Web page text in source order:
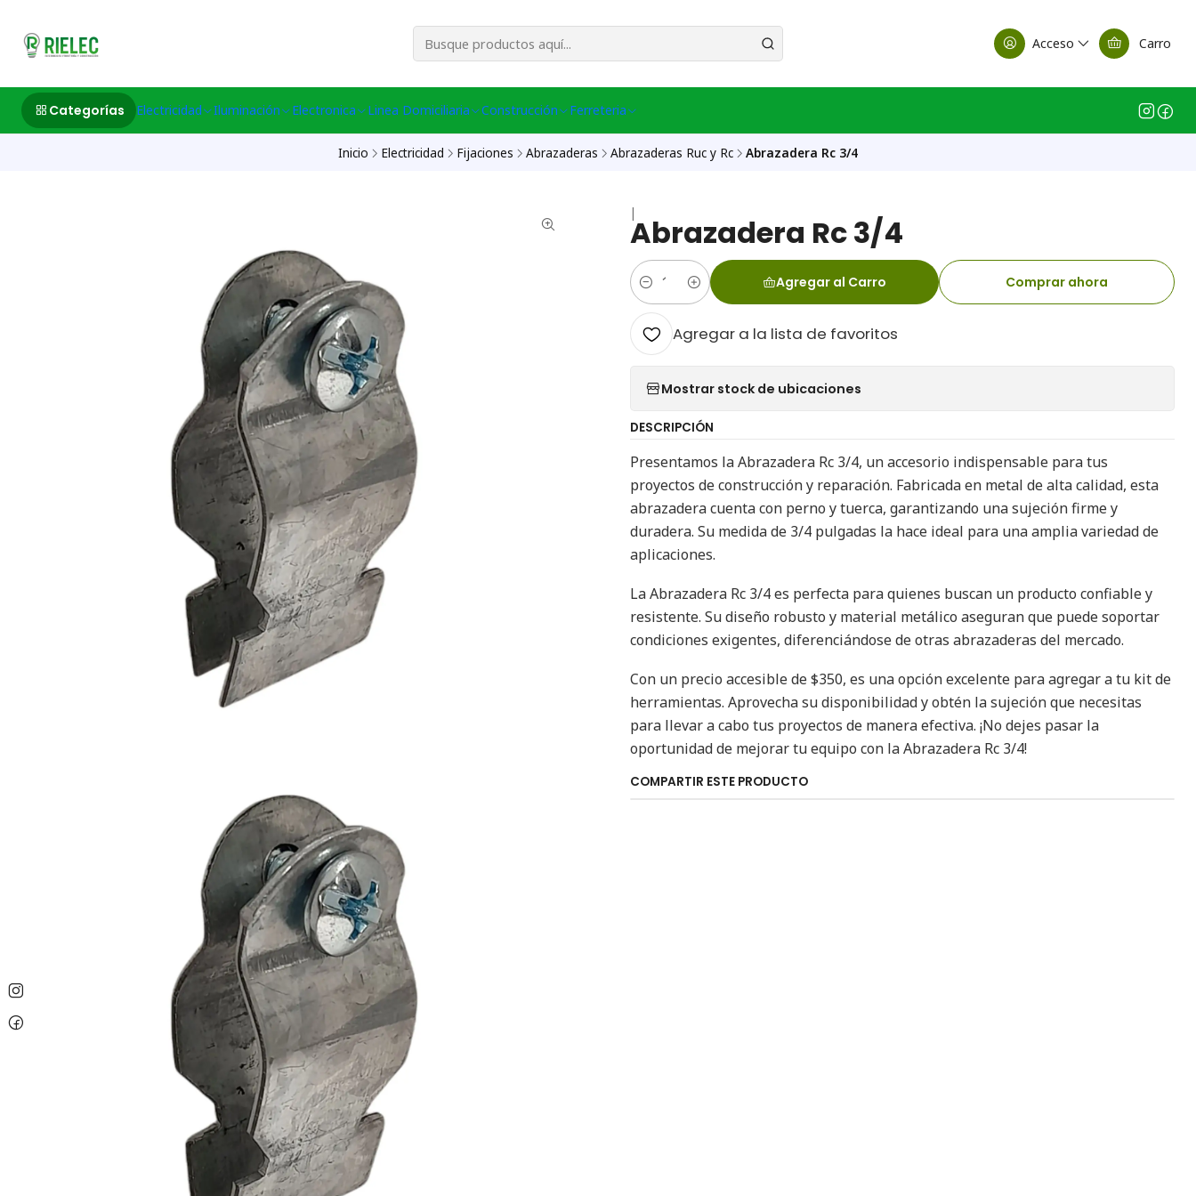
Acceso Carro
Categorías Electricidad Iluminación Electronica Linea Domiciliaria Construcción Ferreteria
Inicio Electricidad Fijaciones Abrazaderas Abrazaderas Ruc y Rc Abrazadera Rc 3/4
|
Abrazadera Rc 3/4
Cantidad
Agregar al Carro Comprar ahora
Agregar a la lista de favoritos
Mostrar stock de ubicaciones
DESCRIPCIÓN
Presentamos la Abrazadera Rc 3/4, un accesorio indispensable para tus
proyectos de construcción y reparación. Fabricada en metal de alta calidad, esta
abrazadera cuenta con perno y tuerca, garantizando una sujeción firme y
duradera. Su medida de 3/4 pulgadas la hace ideal para una amplia variedad de
aplicaciones.
La Abrazadera Rc 3/4 es perfecta para quienes buscan un producto confiable y
resistente. Su diseño robusto y material metálico aseguran que puede soportar
condiciones exigentes, diferenciándose de otras abrazaderas del mercado.
Con un precio accesible de $350, es una opción excelente para agregar a tu kit de
herramientas. Aprovecha su disponibilidad y obtén la sujeción que necesitas
para llevar a cabo tus proyectos de manera efectiva. ¡No dejes pasar la
oportunidad de mejorar tu equipo con la Abrazadera Rc 3/4!
COMPARTIR ESTE PRODUCTO